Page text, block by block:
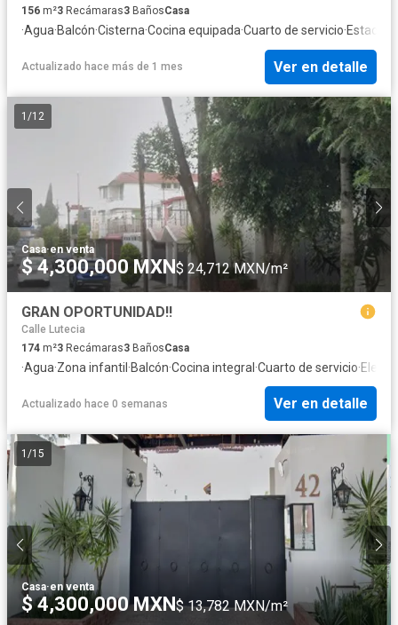
156 m²3 Recámaras3 BañosCasa
·Agua·Balcón·Cisterna·Cocina equipada·Cuarto de servicio·
Actualizado hace más de 1 mes Ver en detalle
1 /12
Casa·en venta
$ 4,300,000 MXN$ 24,712 MXN/m²
GRAN OPORTUNIDAD!!
Calle Lutecia
174 m²3 Recámaras3 BañosCasa
·Agua·Zona infantil ·Balcón·Cocina integral ·Cuarto de servicio·
Actualizado hace 0 semanas Ver en detalle
1 /15
Casa·en venta
$ 4,300,000 MXN$ 13,782 MXN/m²